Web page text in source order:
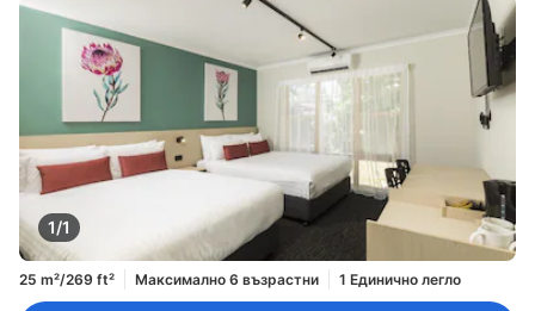
1/1
25 m²/269 ft² Максимално 6 възрастни 1 Единично легло